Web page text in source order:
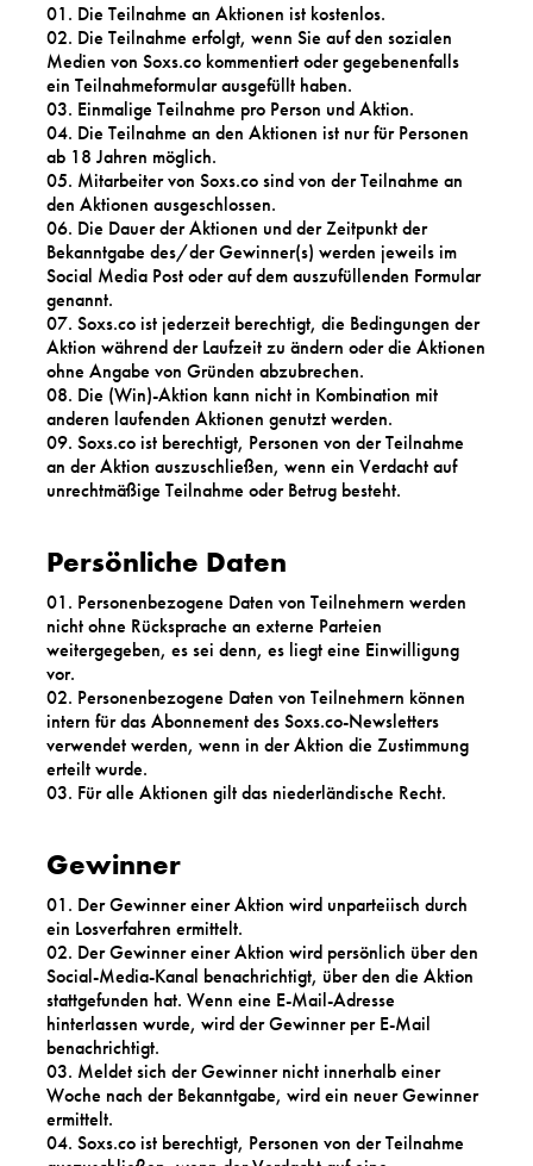
Die Teilnahme an Aktionen ist kostenlos.
Die Teilnahme erfolgt, wenn Sie auf den sozialen
Medien von Soxs.co kommentiert oder gegebenenfalls
ein Teilnahmeformular ausgefüllt haben.
Einmalige Teilnahme pro Person und Aktion.
Die Teilnahme an den Aktionen ist nur für Personen
ab 18 Jahren möglich.
Mitarbeiter von Soxs.co sind von der Teilnahme an
den Aktionen ausgeschlossen.
Die Dauer der Aktionen und der Zeitpunkt der
Bekanntgabe des/der Gewinner(s) werden jeweils im
Social Media Post oder auf dem auszufüllenden Formular
genannt.
Soxs.co ist jederzeit berechtigt, die Bedingungen der
Aktion während der Laufzeit zu ändern oder die Aktionen
ohne Angabe von Gründen abzubrechen.
Die (Win)-Aktion kann nicht in Kombination mit
anderen laufenden Aktionen genutzt werden.
Soxs.co ist berechtigt, Personen von der Teilnahme
an der Aktion auszuschließen, wenn ein Verdacht auf
unrechtmäßige Teilnahme oder Betrug besteht.
Persönliche Daten
Personenbezogene Daten von Teilnehmern werden
nicht ohne Rücksprache an externe Parteien
weitergegeben, es sei denn, es liegt eine Einwilligung
vor.
Personenbezogene Daten von Teilnehmern können
intern für das Abonnement des Soxs.co-Newsletters
verwendet werden, wenn in der Aktion die Zustimmung
erteilt wurde.
Für alle Aktionen gilt das niederländische Recht.
Gewinner
Der Gewinner einer Aktion wird unparteiisch durch
ein Losverfahren ermittelt.
Der Gewinner einer Aktion wird persönlich über den
Social-Media-Kanal benachrichtigt, über den die Aktion
stattgefunden hat. Wenn eine E-Mail-Adresse
hinterlassen wurde, wird der Gewinner per E-Mail
benachrichtigt.
Meldet sich der Gewinner nicht innerhalb einer
Woche nach der Bekanntgabe, wird ein neuer Gewinner
ermittelt.
Soxs.co ist berechtigt, Personen von der Teilnahme